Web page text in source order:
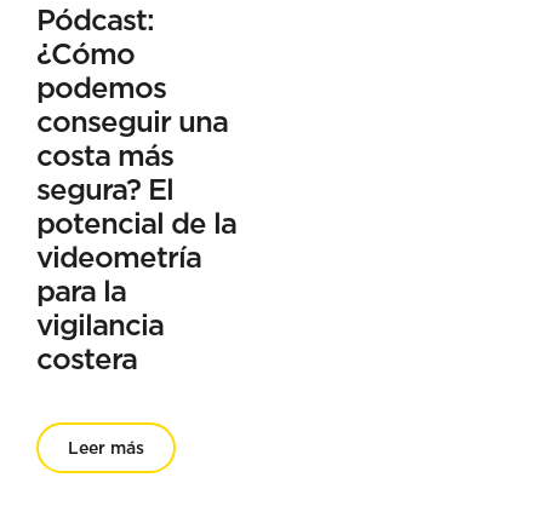
Pódcast:
¿Cómo
podemos
conseguir una
costa más
segura? El
potencial de la
videometría
para la
vigilancia
costera
Leer más